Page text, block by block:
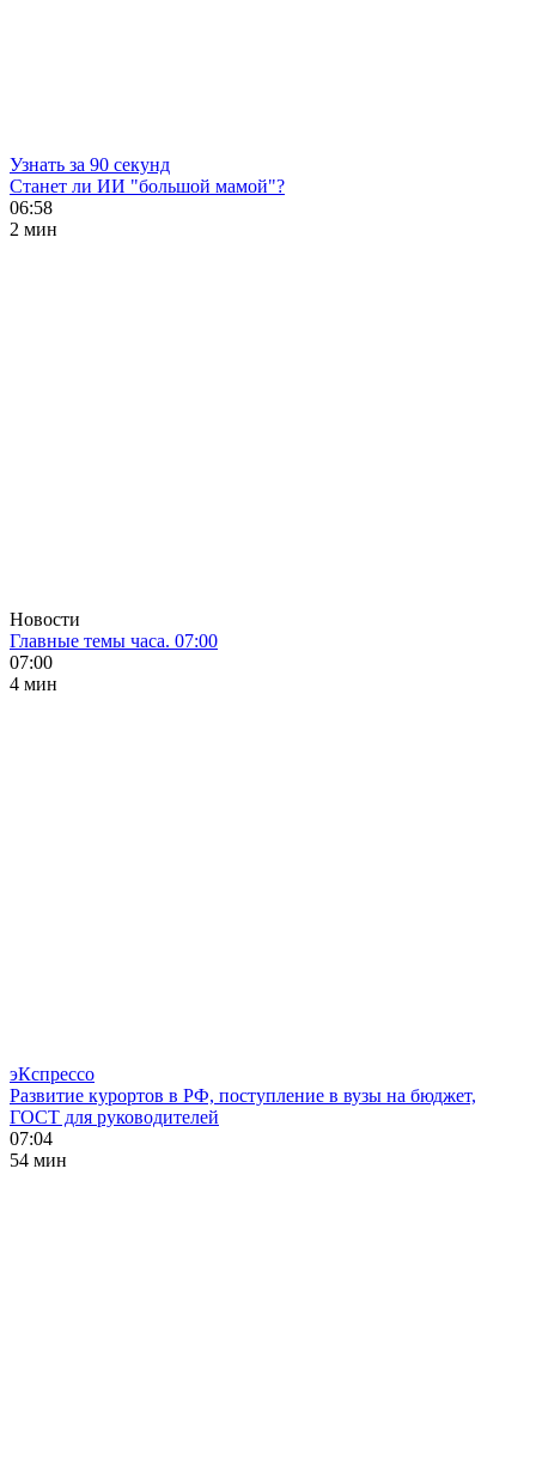
Узнать за 90 секунд
Станет ли ИИ "большой мамой"?
06:58
2 мин
Новости
Главные темы часа. 07:00
07:00
4 мин
эКспрессо
Развитие курортов в РФ, поступление в вузы на бюджет,
ГОСТ для руководителей
07:04
54 мин